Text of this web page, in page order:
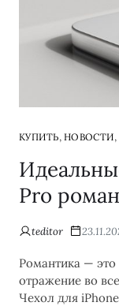
КУПИТЬ, НОВОСТИ,
Pro
teditor
Романтика —
отражение во
Чехол для